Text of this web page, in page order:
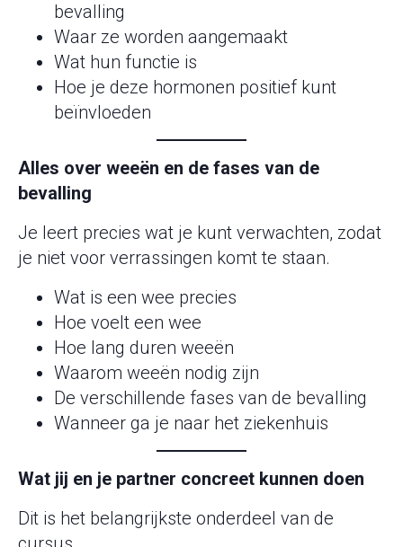
bevalling
Waar ze worden aangemaakt
Wat hun functie is
Hoe je deze hormonen positief kunt
beïnvloeden
Alles over weeën en de fases van de
bevalling
Je leert precies wat je kunt verwachten, zodat
je niet voor verrassingen komt te staan.
Wat is een wee precies
Hoe voelt een wee
Hoe lang duren weeën
Waarom weeën nodig zijn
De verschillende fases van de bevalling
Wanneer ga je naar het ziekenhuis
Wat jij en je partner concreet kunnen doen
Dit is het belangrijkste onderdeel van de